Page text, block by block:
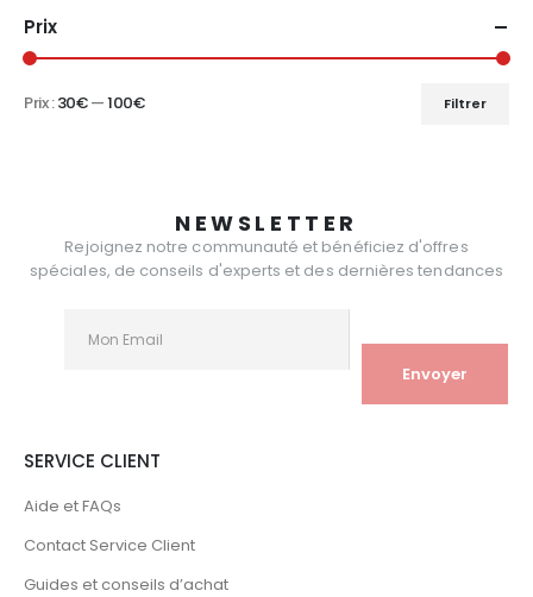
Prix
Filtrer
Prix :30€—100€
NEWSLETTER
Rejoignez notre communauté et bénéficiez d'offres
spéciales, de conseils d'experts et des dernières tendances
SERVICE CLIENT
Aide et FAQs
Contact Service Client
Guides et conseils d’achat